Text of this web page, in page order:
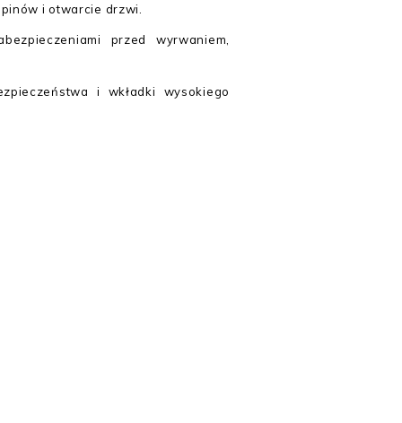
i otwarcie drzwi.
przed wyrwaniem,
i wkładki wysokiego